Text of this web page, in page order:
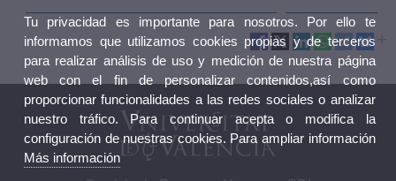
Tu privacidad es importante para nosotros. Por ello te
informamos que utilizamos cookies propias y de terceros
para realizar análisis de uso y medición de nuestra página
web con el fin de personalizar contenidos,así como
proporcionar funcionalidades a las redes sociales o analizar
nuestro tráfico. Para continuar acepta o modifica la
configuración de nuestras cookies. Para ampliar información
Más información